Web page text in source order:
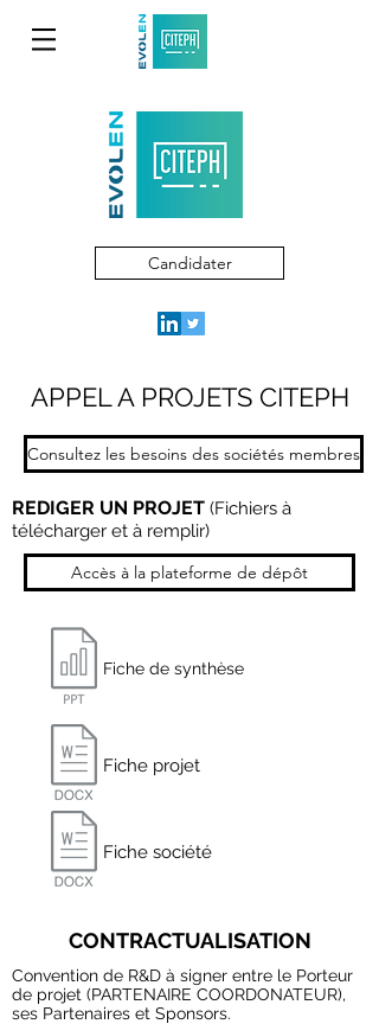
Candidater
APPEL A PROJETS CITEPH
Consultez les besoins des sociétés membres
REDIGER UN PROJET (Fichiers à
télécharger et à remplir)
Accès à la plateforme de dépôt
Fiche de synthèse
Fiche projet
Fiche société
CONTRACTUALISATION
Convention de R&D à signer entre le Porteur
de projet (PARTENAIRE COORDONATEUR),
ses Partenaires et Sponsors.